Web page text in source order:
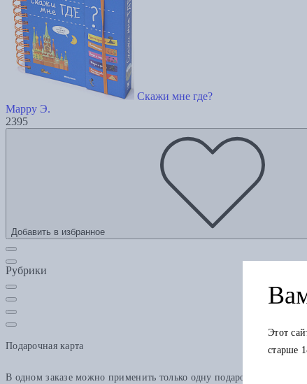
Скажи мне где?
Марру Э.
2395
Добавить в избранное
Рубрики
Подарочная карта
В одном заказе можно применить только одну подарочную карту.
Этот
старше